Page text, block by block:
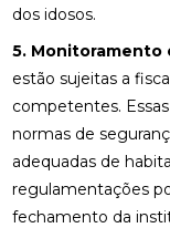
dos idosos.
5. Monitoramento
estão sujeitas a
competentes.
normas de
adequadas de
regulamentações
fechamento da